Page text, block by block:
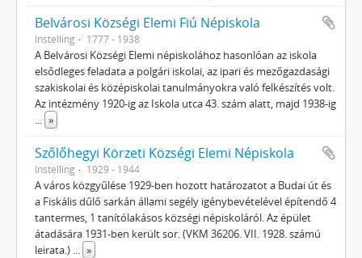
Belvárosi Községi Elemi Fiú Népiskola
Instelling 1777 - 1938
A Belvárosi Községi Elemi népiskolához hasonlóan az iskola
elsődleges feladata a polgári iskolai, az ipari és mezőgazdasági
szakiskolai és középiskolai tanulmányokra való felkészítés volt.
Az intézmény 1920-ig az Iskola utca 43. szám alatt, majd 1938-ig
... »
Szőlőhegyi Körzeti Községi Elemi Népiskola
Instelling 1929 - 1944
A város közgyűlése 1929-ben hozott határozatot a Budai út és
a Fiskális dűlő sarkán állami segély igénybevételével építendő 4
tantermes, 1 tanítólakásos községi népiskoláról. Az épület
átadására 1931-ben került sor. (VKM 36206. VII. 1928. számú
leirata.) ... »